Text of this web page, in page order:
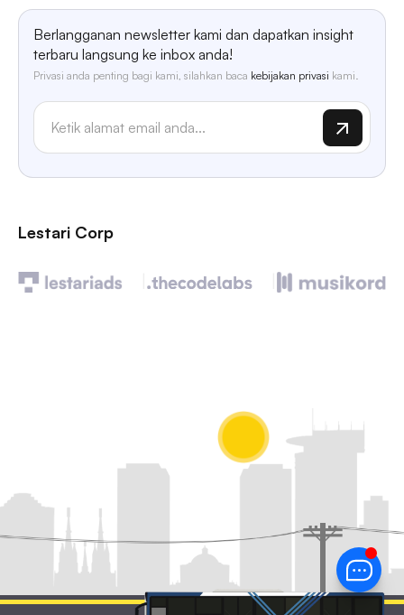
Berlangganan newsletter kami dan dapatkan insight
terbaru langsung ke inbox anda!
Privasi anda penting bagi kami, silahkan baca kebijakan privasi kami.
Lestari Corp